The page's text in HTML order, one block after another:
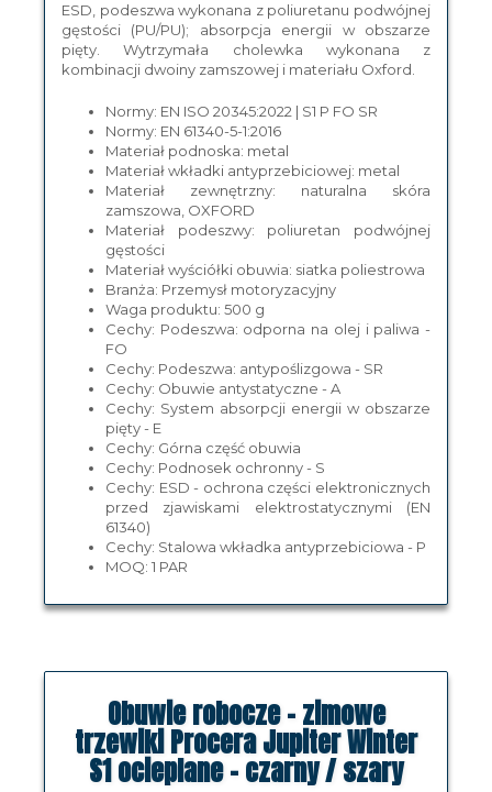
ESD, podeszwa wykonana z poliuretanu podwójnej
gęstości (PU/PU); absorpcja energii w obszarze
pięty. Wytrzymała cholewka wykonana z
kombinacji dwoiny zamszowej i materiału Oxford.
Normy: EN ISO 20345:2022 | S1 P FO SR
Normy: EN 61340-5-1:2016
Materiał podnoska: metal
Materiał wkładki antyprzebiciowej: metal
Materiał zewnętrzny: naturalna skóra
zamszowa, OXFORD
Materiał podeszwy: poliuretan podwójnej
gęstości
Materiał wyściółki obuwia: siatka poliestrowa
Branża: Przemysł motoryzacyjny
Waga produktu: 500 g
Cechy: Podeszwa: odporna na olej i paliwa -
FO
Cechy: Podeszwa: antypoślizgowa - SR
Cechy: Obuwie antystatyczne - A
Cechy: System absorpcji energii w obszarze
pięty - E
Cechy: Górna część obuwia
Cechy: Podnosek ochronny - S
Cechy: ESD - ochrona części elektronicznych
przed zjawiskami elektrostatycznymi (EN
61340)
Cechy: Stalowa wkładka antyprzebiciowa - P
MOQ: 1 PAR
Obuwie robocze - zimowe
trzewiki Procera Jupiter Winter
S1 ocieplane - czarny / szary